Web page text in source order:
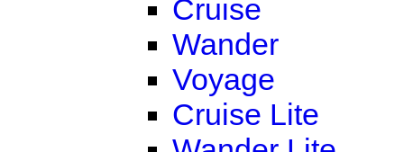
Cruise
Wander
Voyage
Cruise Lite